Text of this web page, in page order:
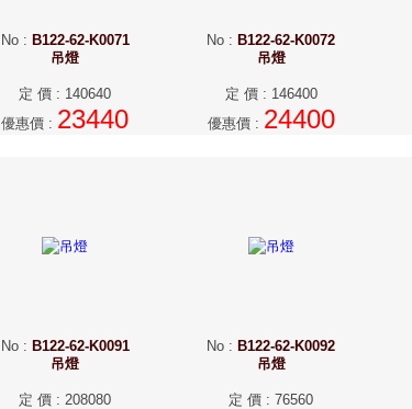
No: B122-62-K0071
吊燈
定 價 : 140640
優惠價 : 23440
No : B122-62-K0072
吊燈
定 價: 146400
優惠價: 24400
No: B122-62-K0091
吊燈
定 價 : 208080
No : B122-62-K0092
吊燈
定 價 : 76560